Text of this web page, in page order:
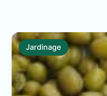
Jardinage